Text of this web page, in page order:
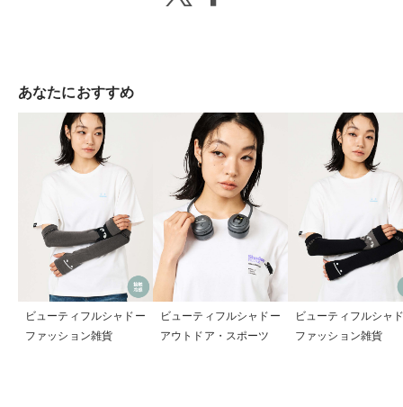
あなたにおすすめ
ビューティフルシャドー
ファッション雑貨
ビューティフルシャドー
アウトドア・スポーツ
ビューティフルシャ
ファッション雑貨